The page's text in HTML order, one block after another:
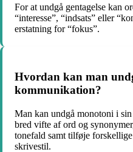
For at undgå gentagelse kan
“interesse”, “indsats” eller
erstatning for “fokus”.
Hvordan kan man
kommunikation?
Man kan undgå monotoni i
bred vifte af ord og
tonefald samt tilføje
skrivestil.